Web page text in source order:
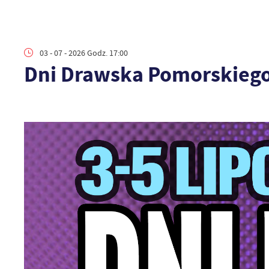
03 - 07 - 2026 Godz. 17:00
Dni Drawska